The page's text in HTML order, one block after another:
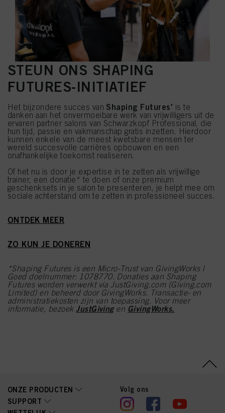
STEUN ONS SHAPING
FUTURES-INITIATIEF
Het bijzondere succes van Shaping Futures' is te
danken aan het onvermoeibare werk van vrijwilligers uit de
ervaren partner salons van Schwarzkopf Professional, die
hun tijd, passie en vakmanschap gratis inzetten. Hierdoor
kunnen enkele van de meest kwetsbare mensen ter
wereld succesvolle carrières opbouwen en een
onafhankelijke toekomst realiseren.
Of het nu is door je expertise in te zetten als vrijwillige
trainer, een donatie* te doen of onze premium
geschenksets in je salon te presenteren, je helpt mee om
sociale achterstand om te zetten in professioneel succes.
ONTDEK MEER
ZO KUN JE DONEREN
*Shaping Futures is een Micro-Trust van GivingWorks |
Goed doelnummer: 1078770. Donaties aan Shaping
Futures worden verwerkt via JustGiving.com (Giving.com
Limited) en beheerd door GivingWorks. Transactie- en
administratiekosten zijn van toepassing. Voor meer
informatie, bezoekJustGivingen GivingWorks.
ONZE PRODUCTEN
SUPPORT
Volg ons